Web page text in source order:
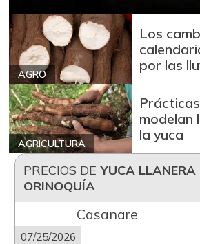
AGRO
Los
por las
AGRICULTURA
modelan
la yuca
PRECIOS DE YUCA LLANERA
ORINOQUÍA
Casanare
07/25/2026